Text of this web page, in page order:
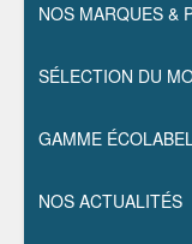
NOS MARQUES &
SÉLECTION DU
GAMME
NOS ACTUALITÉS